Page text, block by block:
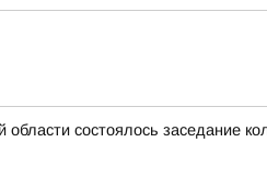
состоялось заседание